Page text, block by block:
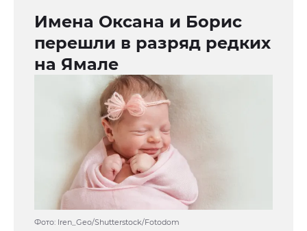
Имена Оксана и Борис
перешли в разряд редких
на Ямале
Фото: Iren_Geo/Shutterstock/Fotodom